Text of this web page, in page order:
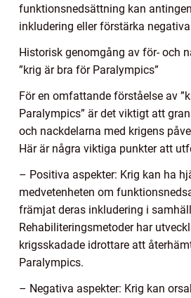
funktionsnedsättning kan
inkludering eller förstärka
Historisk genomgång av för- och
”krig är bra för Paralympics”
För en omfattande förståelse av
Paralympics” är det viktigt att
och nackdelarna med krigens
Här är några viktiga punkter att
– Positiva aspekter: Krig kan ha
medvetenheten om
främjat deras inkludering i
Rehabiliteringsmetoder har
krigsskadade idrottare att
Paralympics.
– Negativa aspekter: Krig kan